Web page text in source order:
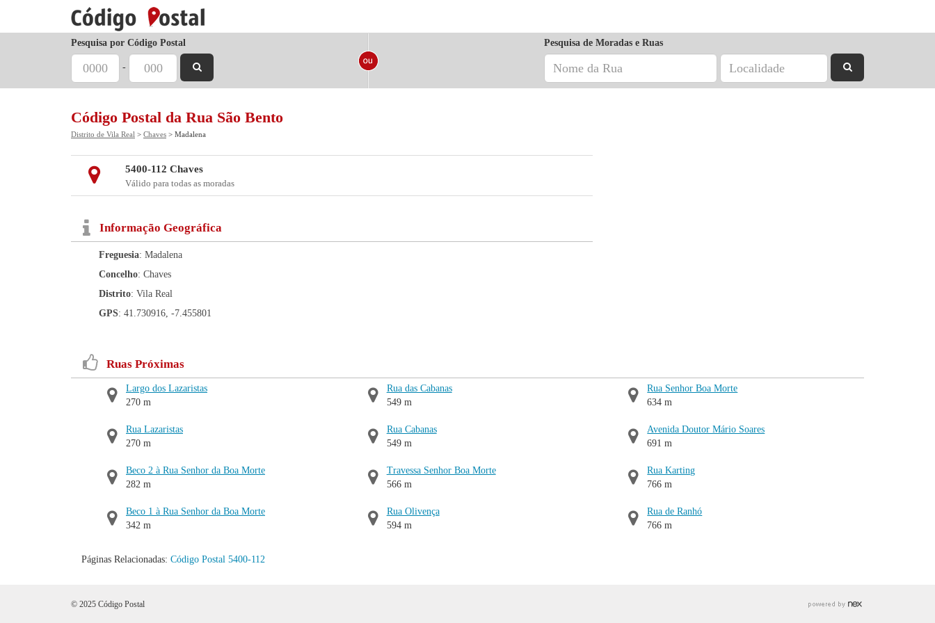
Pesquisa por Código Postal
-
Pesquisa de Moradas e Ruas
Código Postal da Rua São Bento
Distrito de Vila Real > Chaves > Madalena
5400-112 Chaves
Válido para todas as moradas
Informação Geográfica
Freguesia: Madalena
Concelho: Chaves
Distrito: Vila Real
GPS: 41.730916, -7.455801
Ruas Próximas
Largo dos Lazaristas
270 m
Rua Lazaristas
270 m
Beco 2 à Rua Senhor da Boa Morte
282 m
Beco 1 à Rua Senhor da Boa Morte
342 m
Rua das Cabanas
549 m
Rua Cabanas
549 m
Travessa Senhor Boa Morte
566 m
Rua Olivença
594 m
Rua Senhor Boa Morte
634 m
Avenida Doutor Mário Soares
691 m
Rua Karting
766 m
Rua de Ranhó
766 m
Páginas Relacionadas: Código Postal 5400-112
© 2025 Código Postal